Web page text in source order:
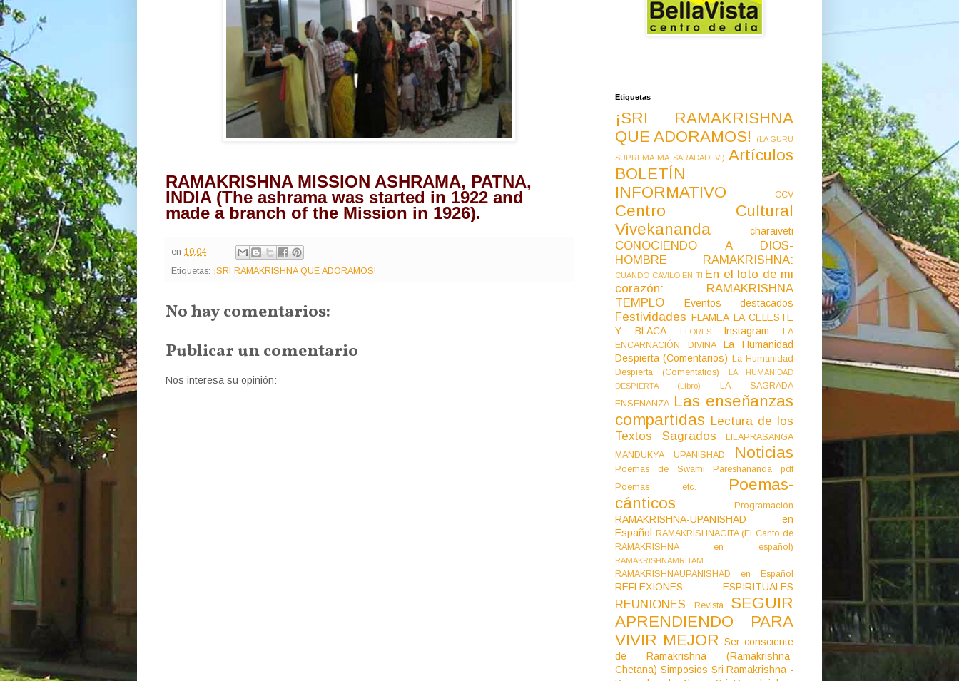
RAMAKRISHNA MISSION ASHRAMA, PATNA,
INDIA (The ashrama was started in 1922 and
made a branch of the Mission in 1926).
en 10:04
Etiquetas: ¡SRI RAMAKRISHNA QUE ADORAMOS!
No hay comentarios:
Publicar un comentario
Nos interesa su opinión:
Etiquetas
¡SRI RAMAKRISHNA
QUE ADORAMOS!
(LA GURU
SUPREMA MA SARADADEVI) Artículos
BOLETÍN
INFORMATIVO
CCV
Centro Cultural
Vivekananda
charaiveti
CONOCIENDO A DIOS-
HOMBRE RAMAKRISHNA:
CUANDO CAVILO EN TI En el loto de mi
corazón: RAMAKRISHNA
TEMPLO
Eventos destacados
Festividades FLAMEA LA CELESTE
Y BLACA
FLORES Instagram
LA
ENCARNACIÓN DIVINA
La Humanidad
Despierta (Comentarios)
La Humanidad
Despierta (Comentatios)
LA HUMANIDAD
DESPIERTA (Libro)
LA SAGRADA
ENSEÑANZA Las enseñanzas
compartidas Lectura de los
Textos Sagrados
LILAPRASANGA
MANDUKYA UPANISHAD
Noticias
Poemas de Swami Pareshananda pdf
Poemas etc.
Poemas-
cánticos
Programación
RAMAKRISHNA-UPANISHAD en
Español
RAMAKRISHNAGITA (El Canto de
RAMAKRISHNA en español)
RAMAKRISHNAMRITAM
RAMAKRISHNAUPANISHAD en Español
REFLEXIONES ESPIRITUALES
REUNIONES Revista
SEGUIR
APRENDIENDO PARA
VIVIR MEJOR Ser consciente
de Ramakrishna (Ramakrishna-
Chetana) Simposios Sri Ramakrishna -